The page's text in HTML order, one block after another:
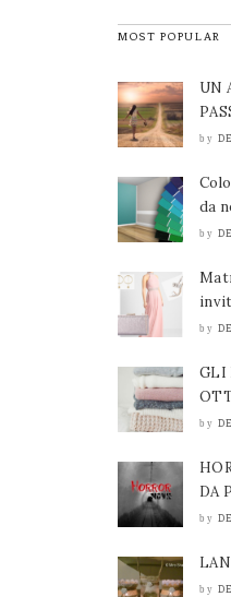
MOST POPULAR
UN
by
da
by
by
GLI
by
DA
by
by